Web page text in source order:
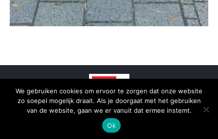
© 2025 - SmidTrans - Koerier Groningen
Bottom menu
We gebruiken cookies om ervoor te zorgen dat onze website
zo soepel mogelijk draait. Als je doorgaat met het gebruiken
van de website, gaan we er vanuit dat ermee instemt.
Ok